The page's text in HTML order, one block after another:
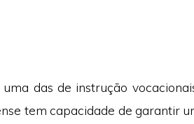
uma das de instrução
tem capacidade de garantir